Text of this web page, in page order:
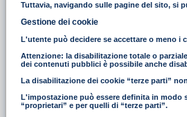
Tuttavia, navigando sulle pagine del sito, si
Gestione dei cookie
L'utente può decidere se accettare o meno
Attenzione: la disabilitazione totale o
dei contenuti pubblici è possibile anche
La disabilitazione dei cookie “terze parti”
L'impostazione può essere definita in modo
“proprietari” e per quelli di “terze parti”.